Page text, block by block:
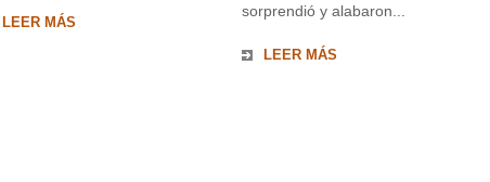
LEER MÁS
sorprendió y alabaron...
LEER MÁS